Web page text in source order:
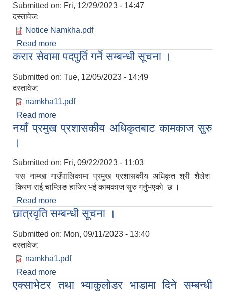
Submitted on: Fri, 12/29/2023 - 14:47
दस्तावेज:
Notice Namkha.pdf
Read more
हुने सम्बन्धमा ।
करार सेवामा पदपुर्ति गर्ने सम्बन्धी सूचना ।
Submitted on: Tue, 12/05/2023 - 14:49
दस्तावेज:
namkha11.pdf
Read more
नयाँ प्रमुख प्रशासकीय अधिकृतबाट कामकाज सुरु
।
Submitted on: Fri, 09/22/2023 - 11:03
यस नाम्खा गाउँपालिकामा प्रमुख प्रशासकीय अधिकृत श्री शैलेश
किरण राई चाम्लिङ हाजिर भई कामकाज सुरु गर्नुभएको छ ।
Read more
।
छात्रवृति सम्बन्धी सूचना ।
Submitted on: Mon, 09/11/2023 - 13:40
दस्तावेज:
namkha1.pdf
Read more
एक्साभेटर तथा भ्याकुलोडर भाडामा दिने सम्बन्धी